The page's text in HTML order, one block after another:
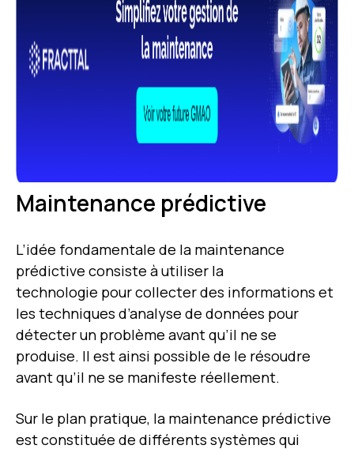
Maintenance prédictive
L’idée fondamentale de la maintenance
prédictive consiste à utiliser la
technologie pour collecter des informations et
les techniques d’analyse de données pour
détecter un problème avant qu’il ne se
produise. Il est ainsi possible de le résoudre
avant qu’il ne se manifeste réellement.
Sur le plan pratique, la maintenance prédictive
est constituée de différents systèmes qui